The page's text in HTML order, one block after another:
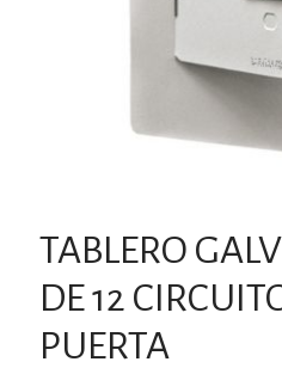
TABLERO
DE 12
PUERTA